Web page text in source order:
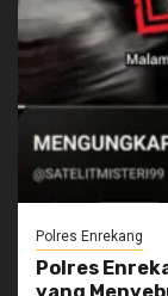
Polres Enrekang
Polres
yang